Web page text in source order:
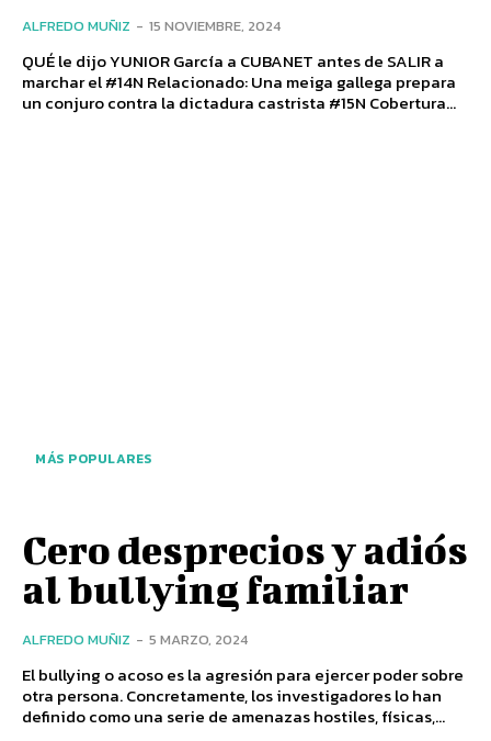
ALFREDO MUÑIZ - 15 NOVIEMBRE, 2024
QUÉ le dijo YUNIOR García a CUBANET antes de SALIR a
marchar el #14N Relacionado: Una meiga gallega prepara
un conjuro contra la dictadura castrista #15N Cobertura...
MÁS POPULARES
Cero desprecios y adiós
al bullying familiar
ALFREDO MUÑIZ - 5 MARZO, 2024
El bullying o acoso es la agresión para ejercer poder sobre
otra persona. Concretamente, los investigadores lo han
definido como una serie de amenazas hostiles, físicas,...